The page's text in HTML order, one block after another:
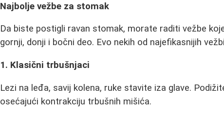
Najbolje vežbe za stomak
Da biste postigli ravan stomak, morate raditi vežbe
gornji, donji i bočni deo. Evo nekih od najefikasnijih
1. Klasični trbušnjaci
Lezi na leđa, savij kolena, ruke stavite iza glave.
osećajući kontrakciju trbušnih mišića.